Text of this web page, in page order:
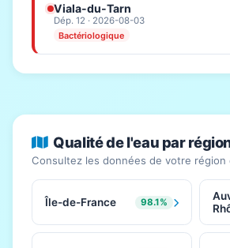
Viala-du-Tarn
Dép. 12 · 2026-08-03
Bactériologique
Qualité de l'eau par
Consultez les données de votre région
Île-de-France 98.1%